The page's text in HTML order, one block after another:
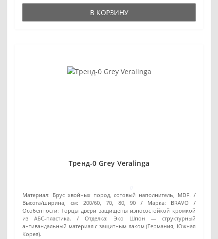
В КОРЗИНУ
Тренд-0 Grey Veralinga
Материал: Брус хвойных пород, сотовый наполнитель, MDF.
Высота/ширина, см:
200/60, 70, 80, 90 Марка:
BRAVO
Особенности: Торцы двери защищены износостойкой кромкой
из АБС-пластика.
Отделка:
Эко Шпон — структурный
антивандальный материал с защитным лаком (Германия, Южная
Корея).